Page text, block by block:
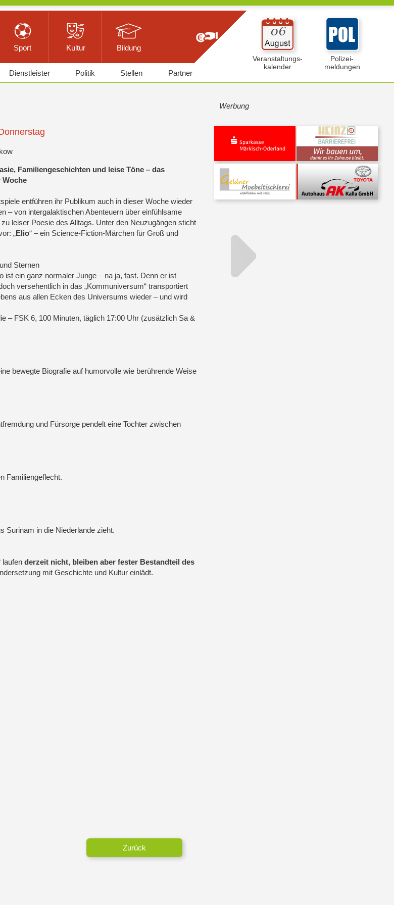
Sport Kultur Bildung
Veranstaltungs-
kalender
Polizei-
meldungen
Dienstleister Politik Stellen Partner
Familiengeschichten und leise Töne – das
Woche
entführen ihr Publikum auch in dieser Woche wieder
– von intergalaktischen Abenteuern über einfühlsame
leiser Poesie des Alltags. Unter den Neuzugängen sticht
„Elio“ – ein Science-Fiction-Märchen für Groß und
Sternen
ist ein ganz normaler Junge – na ja, fast. Denn er ist
versehentlich in das „Kommuniversum“ transportiert
aus allen Ecken des Universums wieder – und wird
– FSK 6, 100 Minuten, täglich 17:00 Uhr (zusätzlich Sa &
bewegte Biografie auf humorvolle wie berührende Weise
und Fürsorge pendelt eine Tochter zwischen
Familiengeflecht.
Surinam in die Niederlande zieht.
laufen derzeit nicht, bleiben aber fester Bestandteil des
mit Geschichte und Kultur einlädt.
Zurück
Werbung